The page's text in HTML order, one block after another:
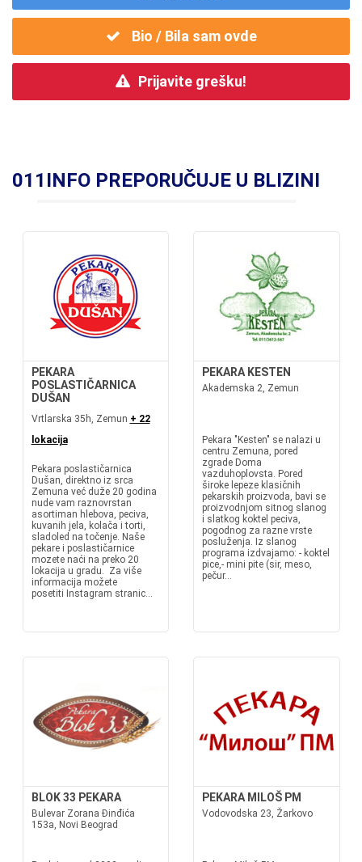
Bio / Bila sam ovde
Prijavite grešku!
011INFO PREPORUČUJE U BLIZINI
PEKARA
POSLASTIČARNICA
DUŠAN
Vrtlarska 35h, Zemun + 22
lokacija
Pekara poslastičarnica
Dušan, direktno iz srca
Zemuna već duže 20 godina
nude vam raznovrstan
asortiman hlebova, peciva,
kuvanih jela, kolača i torti,
sladoled na točenje. Naše
pekare i poslastičarnice
mozete naći na preko 20
lokacija u gradu. Za više
informacija možete
posetiti Instagram stranic...
PEKARA KESTEN
Akademska 2, Zemun
Pekara "Kesten" se nalazi u
centru Zemuna, pored
zgrade Doma
vazduhoplovsta. Pored
široke lepeze klasičnih
pekarskih proizvoda, bavi se
proizvodnjom sitnog slanog
i slatkog koktel peciva,
pogodnog za razne vrste
posluženja. Iz slanog
programa izdvajamo: - koktel
pice,- mini pite (sir, meso,
pečur...
BLOK 33 PEKARA
Bulevar Zorana Đinđića
153a, Novi Beograd
PEKARA MILOŠ PM
Vodovodska 23, Žarkovo